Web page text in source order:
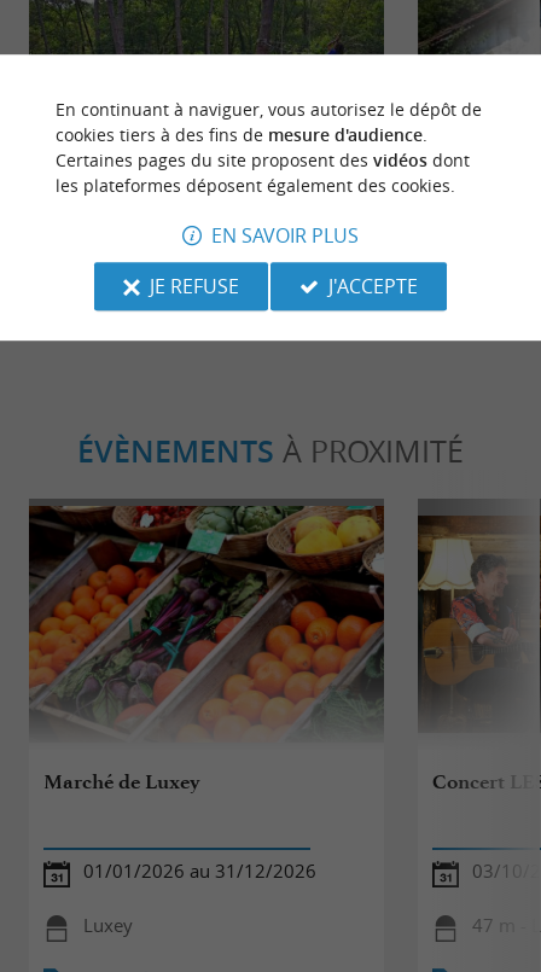
Pissos : Station nature et sport avec la
base de loisirs de Testarouman
21,3 km - Pissos
Sportive Familiale
ÉVÈNEMENTS À PROXIMITÉ
Marché de Luxey
01/01/2026 au 31/12/2026
Luxey
Concert
03/10/
47 m -
En continuant à naviguer, vous autorisez le dépôt de
cookies tiers à des fins de mesure d'audience.
Certaines pages du site proposent des vidéosdont
les plateformes déposent également des cookies.
EN SAVOIR PLUS
JE REFUSE
J'ACCEPTE